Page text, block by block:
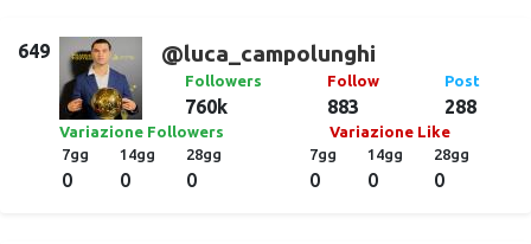
649 @luca_campolunghi
Followers
760k
Follow
883
Post
288
Variazione Followers
7gg
0
14gg
0
28gg
0
Variazione Like
7gg
0
14gg
0
28gg
0